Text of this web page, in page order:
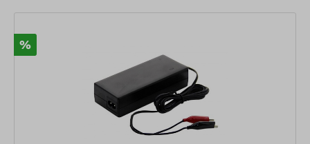
%